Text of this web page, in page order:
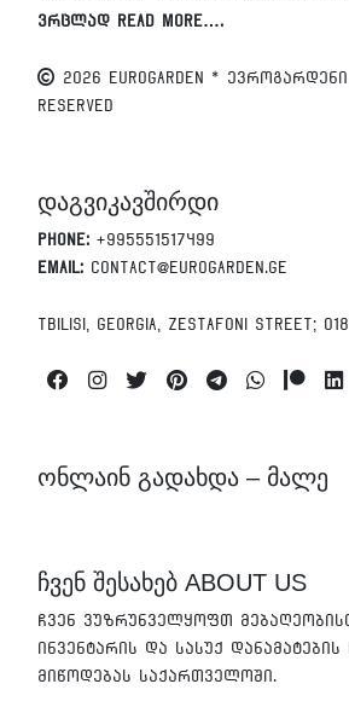
ვრცლად Read More….
2026 EUROGARDEN *
Reserved
დაგვიკავშირდი
Phone: +995551517499
Email: contact@eurogarden.ge
Tbilisi, Georgia, Zestafoni Street;
FacebookInstagramTwitterPinterestTelegramWhatsapp
ონლაინ გადახდა – მალე
ჩვენ შესახებ ABOUT US
ჩვენ ვუზრუნველყოფთ
ინვენტარის და სასუქ დანამატების
მიწოდებას საქართველოში.